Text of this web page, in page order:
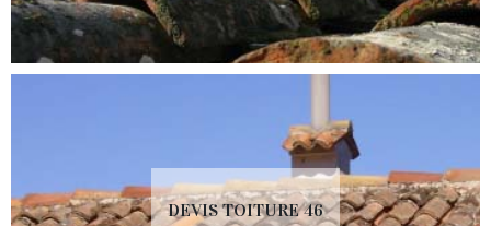
DEVIS TOITURE 46